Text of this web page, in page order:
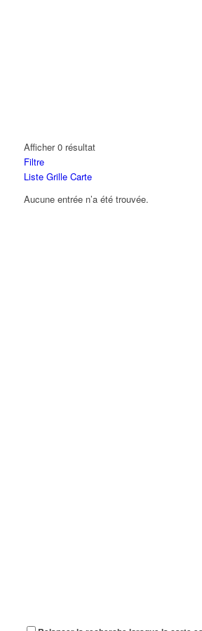
Afficher 0 résultat
Filtre
Liste Grille Carte
Aucune entrée n’a été trouvée.